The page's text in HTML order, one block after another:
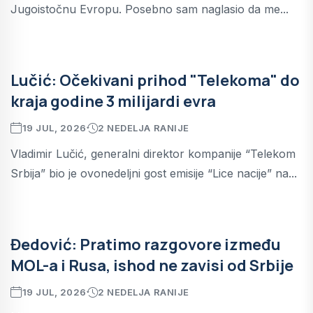
Jugoistočnu Evropu. Posebno sam naglasio da me...
Lučić: Očekivani prihod "Telekoma" do
kraja godine 3 milijardi evra
19 JUL, 2026 2 NEDELJA RANIJE
Vladimir Lučić, generalni direktor kompanije “Telekom
Srbija” bio je ovonedeljni gost emisije “Lice nacije” na...
Đedović: Pratimo razgovore između
MOL-a i Rusa, ishod ne zavisi od Srbije
19 JUL, 2026 2 NEDELJA RANIJE